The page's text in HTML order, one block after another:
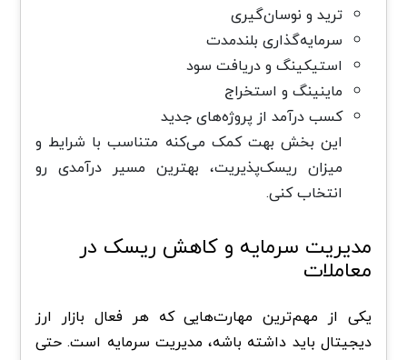
ترید و نوسان‌گیری
سرمایه‌گذاری بلندمدت
استیکینگ و دریافت سود
ماینینگ و استخراج
کسب درآمد از پروژه‌های جدید
این بخش بهت کمک می‌کنه متناسب با شرایط و
میزان ریسک‌پذیریت، بهترین مسیر درآمدی رو
انتخاب کنی.
مدیریت سرمایه و کاهش ریسک در
معاملات
یکی از مهم‌ترین مهارت‌هایی که هر فعال بازار ارز
دیجیتال باید داشته باشه، مدیریت سرمایه است. حتی